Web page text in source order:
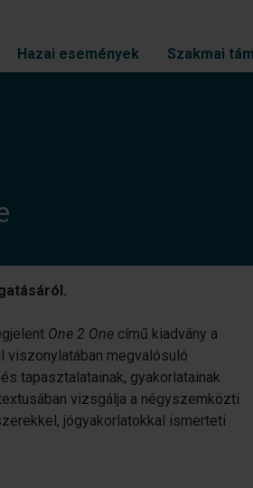
Hazai események Szakmai
One 2 One című kiadvány a
megvalósuló
tapasztalatainak, gyakorlatainak
vizsgálja a négyszemközti
jógyakorlatokkal ismerteti